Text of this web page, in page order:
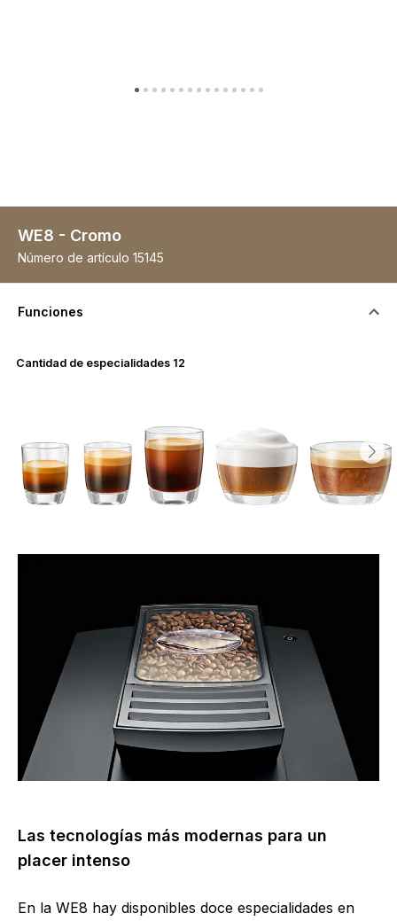
WE8 - Cromo
Número de artículo 15145
Funciones
Las tecnologías más modernas para un
placer intenso
En la WE8 hay disponibles doce especialidades en